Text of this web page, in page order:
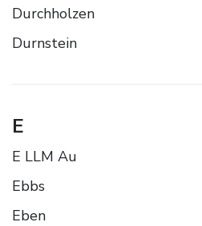
Durchholzen
Durnstein
E
E LLM Au
Ebbs
Eben